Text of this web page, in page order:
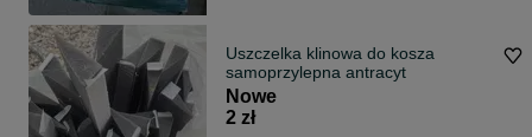
Uszczelka klinowa do kosza
samoprzylepna antracyt
Nowe
2 zł